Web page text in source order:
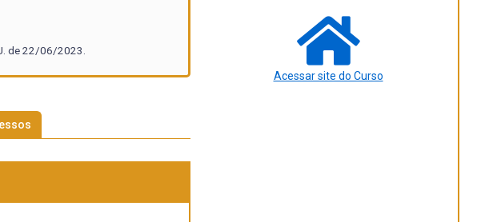
de 22/06/2023.
Acessar site do Curso